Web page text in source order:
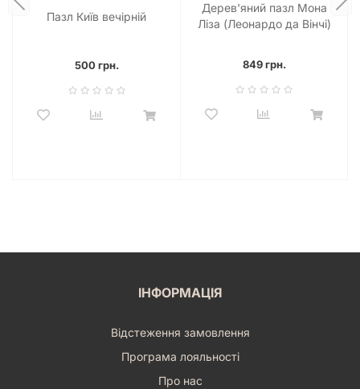
Пазл Київ вечірній
500 грн.
Дерев'яний пазл Мона
Ліза (Леонардо да Вінчі)
849 грн.
ІНФОРМАЦІЯ
Відстеження замовлення
Програма лояльності
Про нас